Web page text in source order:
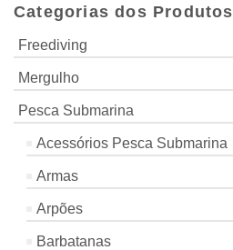
Categorias dos Produtos
Freediving
Mergulho
Pesca Submarina
Acessórios Pesca Submarina
Armas
Arpões
Barbatanas